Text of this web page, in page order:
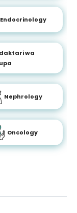
Endocrinology
wa
Nephrology
Oncology